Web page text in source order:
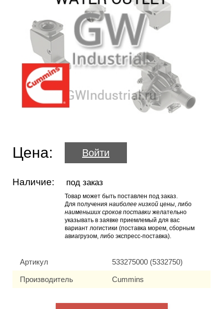
Цена: Войти
Наличие: под заказ
Товар может быть поставлен под заказ.
Для получения наиболее низкой цены, либо
наименьших сроков поставки желательно
указывать в заявке приемлемый для вас
вариант логистики (поставка морем, сборным
авиагрузом, либо экспресс-поставка).
Артикул 533275000 (5332750)
Производитель Cummins